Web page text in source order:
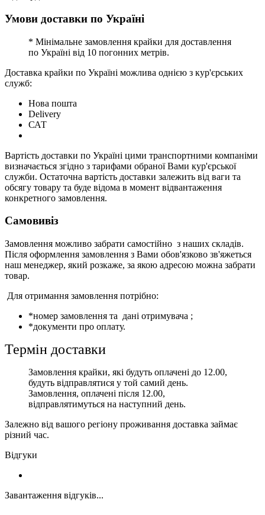
Умови доставки по Україні
* Мінімальне замовлення крайки для доставлення
по Україні від 10 погонних метрів.
Доставка крайки по Україні можлива однією з кур'єрських
служб:
Нова пошта
Delivery
САТ
Вартість доставки по Україні цими транспортними компаніми
визначається згідно з тарифами обраної Вами кур'єрської
служби. Остаточна вартість доставки залежить від ваги та
обсягу товару та буде відома в момент відвантаження
конкретного замовлення.
Самовивіз
Замовлення можливо забрати самостійно з наших складів.
Після оформлення замовлення з Вами обов'язково зв'яжеться
наш менеджер, який розкаже, за якою адресою можна забрати
товар.
Для отримання замовлення потрібно:
*номер замовлення та дані отримувача ;
*документи про оплату.
Термін доставки
Замовлення крайки, які будуть оплачені до 12.00,
будуть відправлятися у той самий день.
Замовлення, оплачені після 12.00,
відправлятимуться на наступний день.
Залежно від вашого регіону проживання доставка займає
різний час.
Відгуки
Завантаження відгуків...